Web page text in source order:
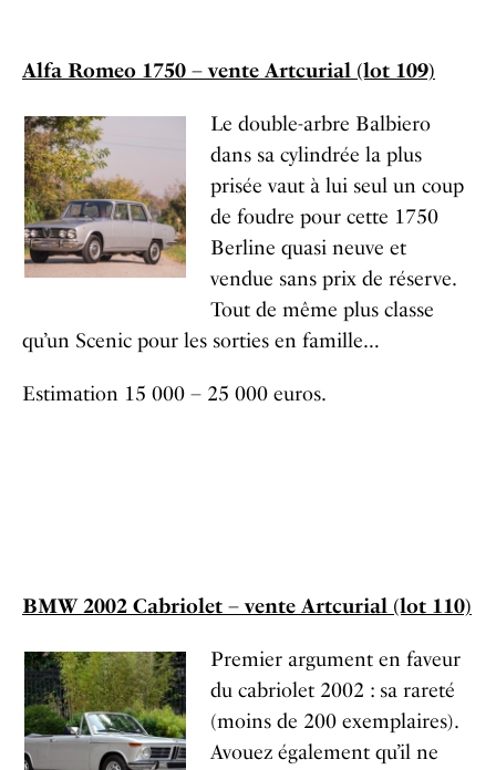
Alfa Romeo 1750 – vente Artcurial (lot 109)
Le double-arbre Balbiero
dans sa cylindrée la plus
prisée vaut à lui seul un coup
de foudre pour cette 1750
Berline quasi neuve et
vendue sans prix de réserve.
Tout de même plus classe
qu’un Scenic pour les sorties en famille…
Estimation 15 000 – 25 000 euros.
BMW 2002 Cabriolet – vente Artcurial (lot 110)
Premier argument en faveur
du cabriolet 2002 : sa rareté
(moins de 200 exemplaires).
Avouez également qu’il ne